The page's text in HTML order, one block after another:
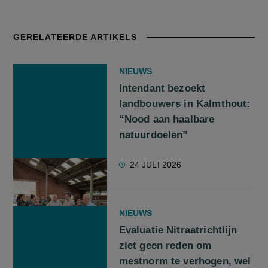
GERELATEERDE ARTIKELS
NIEUWS
Intendant bezoekt
landbouwers in Kalmthout:
“Nood aan haalbare
natuurdoelen”
24 JULI 2026
NIEUWS
Evaluatie Nitraatrichtlijn
ziet geen reden om
mestnorm te verhogen, wel